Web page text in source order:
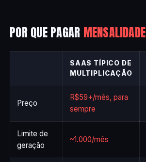
POR QUE PAGAR MENSALIDADE
SAAS TÍPICO DE
MULTIPLICAÇÃO
Preço
R$59+/mês, para
sempre
Limite de
geração
~1.000/mês